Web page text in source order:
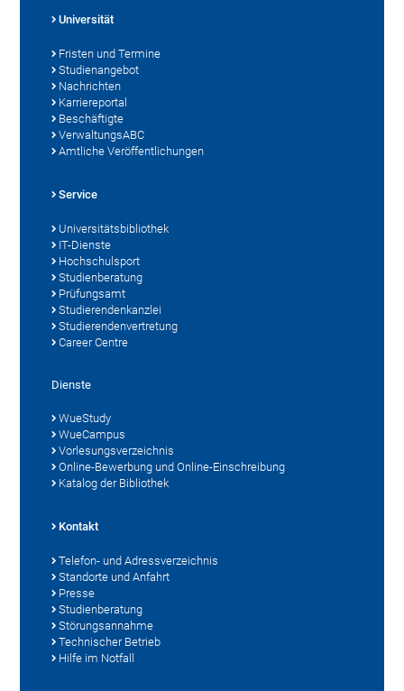
Universität
Fristen und Termine
Studienangebot
Nachrichten
Karriereportal
Beschäftigte
VerwaltungsABC
Amtliche Veröffentlichungen
Service
Universitätsbibliothek
IT-Dienste
Hochschulsport
Studienberatung
Prüfungsamt
Studierendenkanzlei
Studierendenvertretung
Career Centre
Dienste
WueStudy
WueCampus
Vorlesungsverzeichnis
Online-Bewerbung und Online-Einschreibung
Katalog der Bibliothek
Kontakt
Telefon- und Adressverzeichnis
Standorte und Anfahrt
Presse
Studienberatung
Störungsannahme
Technischer Betrieb
Hilfe im Notfall